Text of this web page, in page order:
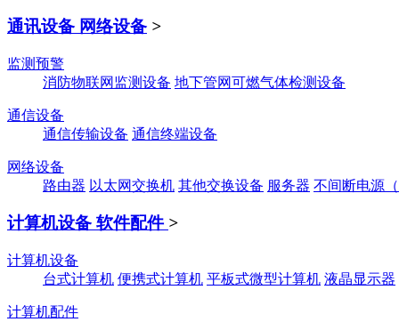
通讯设备 网络设备 >
监测预警
消防物联网监测设备 地下管网可燃气体检测设备
通信设备
通信传输设备 通信终端设备
网络设备
路由器 以太网交换机 其他交换设备 服务器 不间断电源
计算机设备 软件配件 >
计算机设备
台式计算机 便携式计算机 平板式微型计算机 液晶显示器
计算机配件